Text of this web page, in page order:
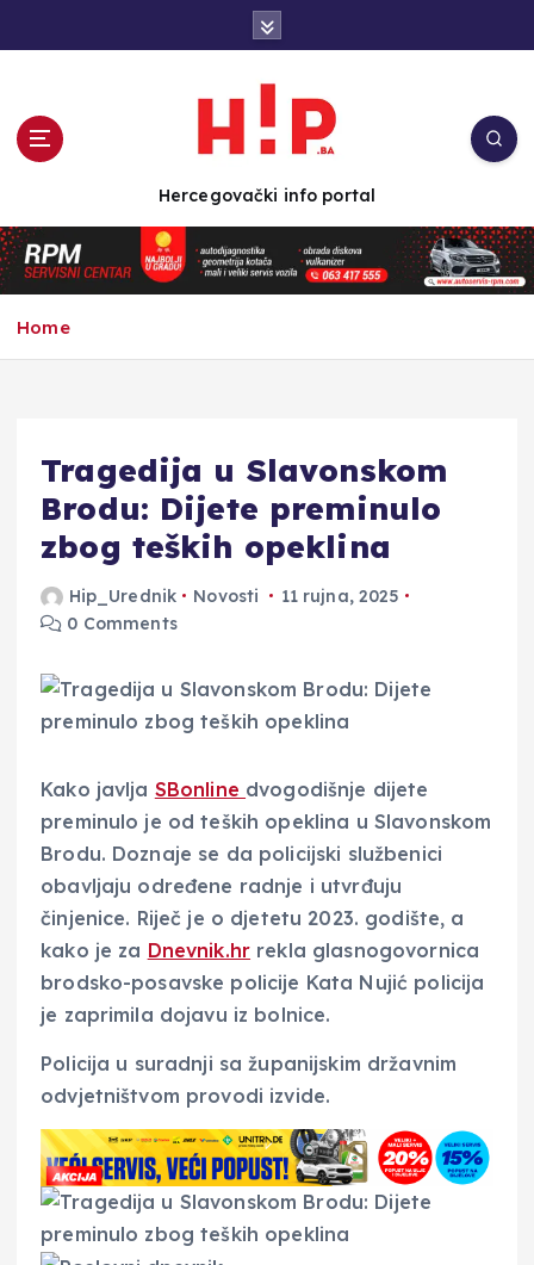
n
t
e
Hercegovački info portal
Home
Tragedija u Slavonskom
Brodu: Dijete preminulo
zbog teških opeklina
Hip_Urednik Novosti
11 rujna, 2025
0 Comments
Kako javlja SBonline dvogodišnje dijete
preminulo je od teških opeklina u Slavonskom
Brodu. Doznaje se da policijski službenici
obavljaju određene radnje i utvrđuju
činjenice. Riječ je o djetetu 2023. godište, a
kako je za Dnevnik.hr rekla glasnogovornica
brodsko-posavske policije Kata Nujić policija
je zaprimila dojavu iz bolnice.
Policija u suradnji sa županijskim državnim
odvjetništvom provodi izvide.